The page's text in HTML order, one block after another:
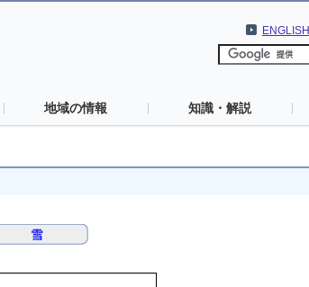
ENGLISH
地域の情報 知識・解説